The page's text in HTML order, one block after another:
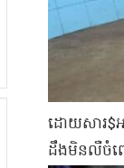
ដោ​យសារ​$​អ
ដឹងមិនលឺ​ចំពោ